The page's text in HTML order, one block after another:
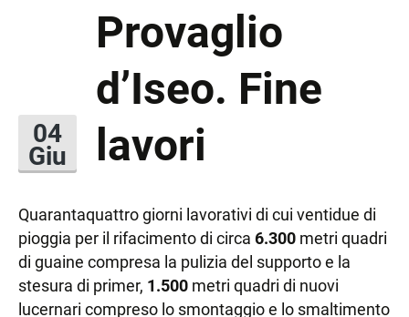
Provaglio
d’Iseo. Fine
lavori
04
Giu
Quarantaquattro giorni lavorativi di cui ventidue di
pioggia per il rifacimento di circa 6.300 metri quadri
di guaine compresa la pulizia del supporto e la
stesura di primer, 1.500 metri quadri di nuovi
lucernari compreso lo smontaggio e lo smaltimento